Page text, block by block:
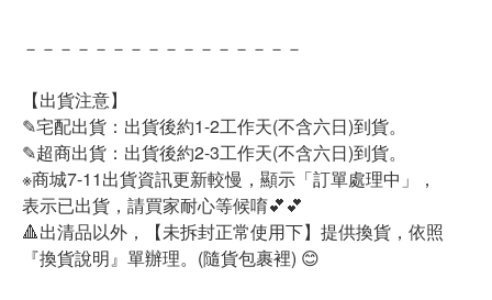
－－－－－－－－－－－－－－－－
【出貨注意】
✎宅配出貨：出貨後約1-2工作天(不含六日)到貨。
✎超商出貨：出貨後約2-3工作天(不含六日)到貨。
※商城7-11出貨資訊更新較慢，顯示「訂單處理中」，
表示已出貨，請買家耐心等候唷💕💕
🔺出清品以外，【未拆封正常使用下】提供換貨，依照
『換貨說明』單辦理。(隨貨包裹裡) 😊